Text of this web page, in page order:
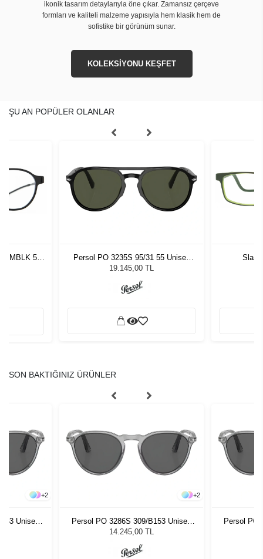
ikonik tasarım detaylarıyla öne çıkar. Zamansız çerçeve
formları ve kaliteli malzeme yapısıyla hem klasik hem de
sofistike bir görünüm sunar.
KOLEKSİYONU KEŞFET
ŞU AN POPÜLER OLANLAR
MBLK 50-
Persol PO 3235S 95/31 55 Unisex
Güneş Gözlüğü
19.145,00 TL
SON BAKTIĞINIZ ÜRÜNLER
+2
Unisex
+2
Persol PO 3286S 309/B153 Unisex
Güneş Gözlüğü
14.245,00 TL
Persol PO